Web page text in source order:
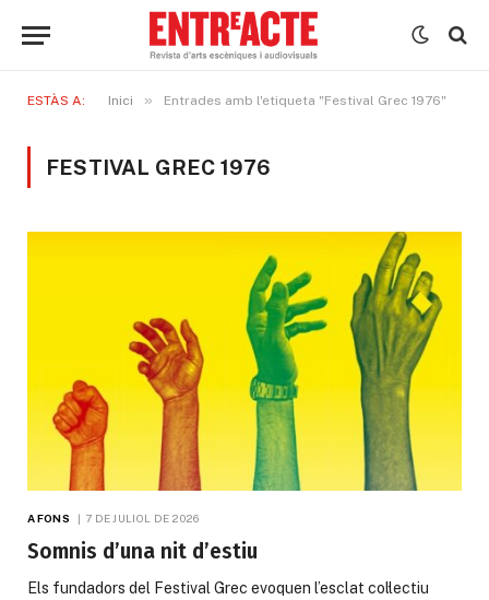
ESTÀS A: Inici » Entrades amb l'etiqueta "Festival Grec 1976"
FESTIVAL GREC 1976
A FONS 7 DE JULIOL DE 2026
Somnis d’una nit d’estiu
Els fundadors del Festival Grec evoquen l’esclat col·lectiu